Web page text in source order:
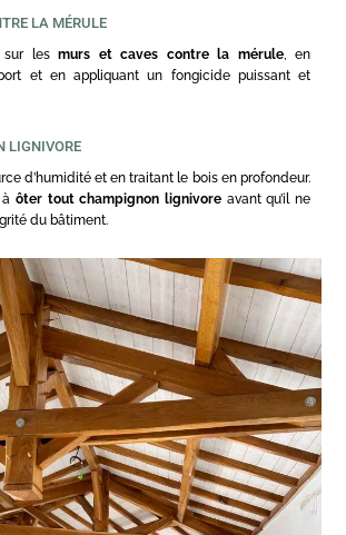
LA MÉRULE
sur les murs et caves contre la mérule, en
et en appliquant un fongicide puissant et
LIGNIVORE
d’humidité et en traitant le bois en profondeur.
ôter tout champignon lignivoreavant qu’il ne
du bâtiment.